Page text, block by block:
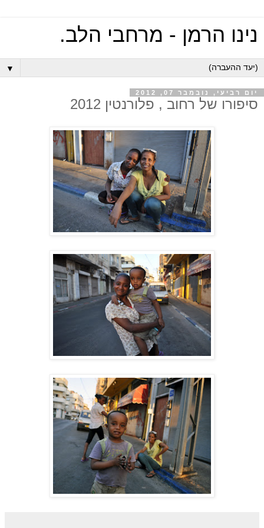
נינו הרמן - מרחבי הלב.
▼
יום רביעי, נובמבר 07, 2012
סיפורו של רחוב , פלורנטין 2012